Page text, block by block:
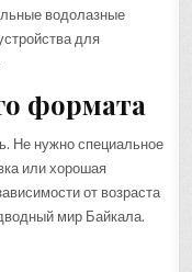
водолазные
для
формата
Не нужно специальное
или хорошая
от возраста
мир Байкала.